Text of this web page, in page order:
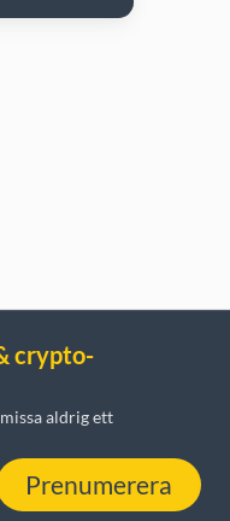
crypto-
aldrig ett
Prenumerera